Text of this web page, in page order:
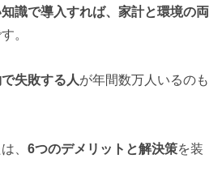
識で導入すれば、家計と環境の両
。
失敗する人が年間数万人いるのも
、 6つのデメリットと解決策を装